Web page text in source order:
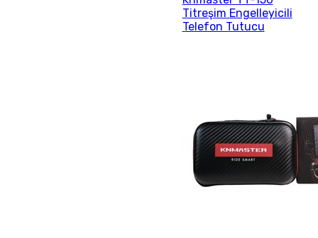
Titreşim Engelleyicili
Telefon Tutucu